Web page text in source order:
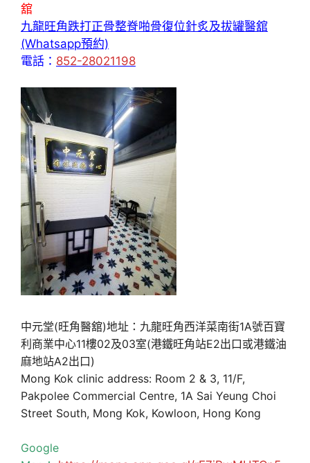
舘
九龍旺角跌打正骨整脊啪骨復位針炙及拔罐醫舘
(Whatsapp預約)
電話： 852-28021198
中元堂(旺角醫舘)地址：九龍旺角西洋菜南街1A號百寶
利商業中心11樓02及03室(港鐵旺角站E2出口或港鐵油
麻地站A2出口)
Mong Kok clinic address: Room 2 & 3, 11/F,
Pakpolee Commercial Centre, 1A Sai Yeung Choi
Street South, Mong Kok, Kowloon, Hong Kong
Google